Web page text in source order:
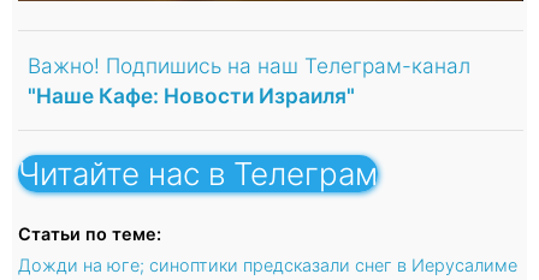
Важно! Подпишись на наш Телеграм-канал
"Наше Кафе: Новости Израиля"
Читайте нас в Телеграм
Статьи по теме:
Дожди на юге; синоптики предсказали снег в Иерусалиме